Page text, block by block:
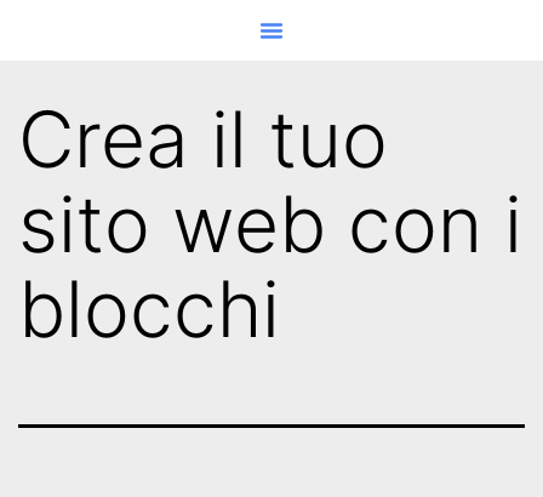
Crea il tuo
sito web con i
blocchi